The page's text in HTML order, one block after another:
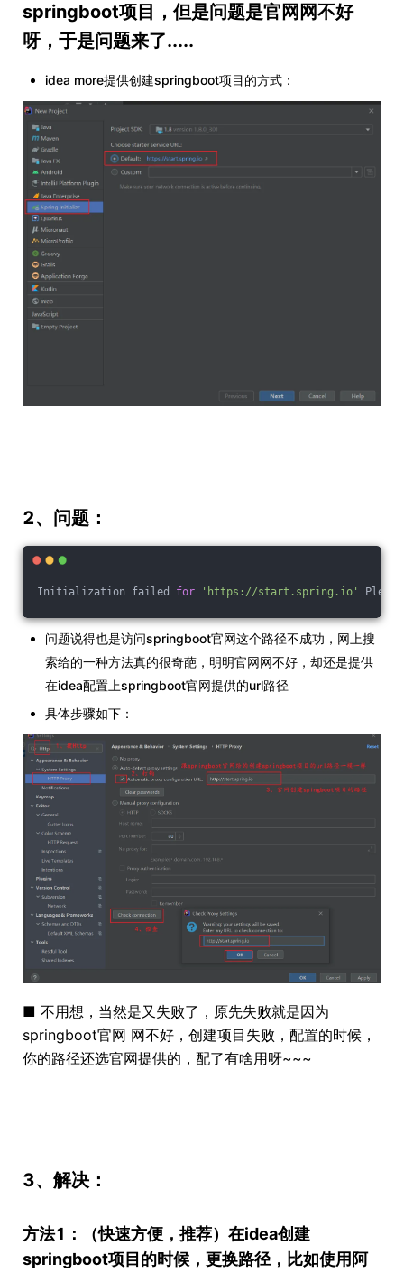
springboot项目，但是问题是官网网不好
呀，于是问题来了.....
idea more提供创建springboot项目的方式：
2、问题：
Initialization failed for 'https://start.spring.io'
问题说得也是访问springboot官网这个路径不成功，网上搜
索给的一种方法真的很奇葩，明明官网网不好，却还是提供
在idea配置上springboot官网提供的url路径
具体步骤如下：
■ 不用想，当然是又失败了，原先失败就是因为
springboot官网 网不好，创建项目失败，配置的时候，
你的路径还选官网提供的，配了有啥用呀~~~
3、解决：
方法1：（快速方便，推荐）在idea创建
springboot项目的时候，更换路径，比如使用阿